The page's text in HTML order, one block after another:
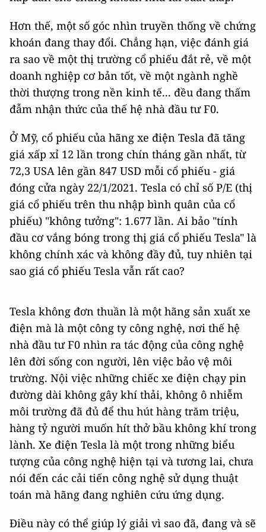
Hơn thế, một số góc nhìn truyền thống về chứng
khoán đang thay đổi. Chẳng hạn, việc đánh giá
ra sao về một thị trường cổ phiếu đắt rẻ, về một
doanh nghiệp cơ bản tốt, về một ngành nghề
thời thượng trong nền kinh tế... đều đang thấm
đẫm nhận thức của thế hệ nhà đầu tư F0.
Ở Mỹ, cổ phiếu của hãng xe điện Tesla đã tăng
giá xấp xỉ 12 lần trong chín tháng gần nhất, từ
72,3 USA lên gần 847 USD mỗi cổ phiếu - giá
đóng cửa ngày 22/1/2021. Tesla có chỉ số P/E (thị
giá cổ phiếu trên thu nhập bình quân của cổ
phiếu) "không tưởng": 1.677 lần. Ai bảo "tính
đầu cơ vắng bóng trong thị giá cổ phiếu Tesla" là
không chính xác và không đầy đủ, tuy nhiên tại
sao giá cổ phiếu Tesla vẫn rất cao?
Tesla không đơn thuần là một hãng sản xuất xe
điện mà là một công ty công nghệ, nơi thế hệ
nhà đầu tư F0 nhìn ra tác động của công nghệ
lên đời sống con người, lên việc bảo vệ môi
trường. Nội việc những chiếc xe điện chạy pin
đường dài không gây khí thải, không ô nhiễm
môi trường đã đủ để thu hút hàng trăm triệu,
hàng tỷ người muốn hít thở bầu không khí trong
lành. Xe điện Tesla là một trong những biểu
tượng của công nghệ hiện tại và tương lai, chưa
nói đến các cải tiến công nghệ sử dụng thuật
toán mà hãng đang nghiên cứu ứng dụng.
Điều này có thể giúp lý giải vì sao đã, đang và sẽ